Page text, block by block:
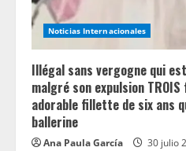
Noticias Internacionales
Illégal sans vergogne qui
malgré son expulsion
adorable fillette de six ans
ballerine
Ana Paula García 30 julio